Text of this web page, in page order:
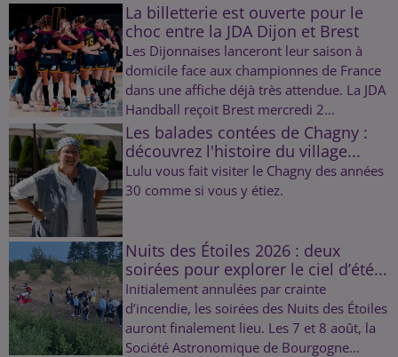
La billetterie est ouverte pour le
choc entre la JDA Dijon et Brest
Les Dijonnaises lanceront leur saison à
domicile face aux championnes de France
dans une affiche déjà très attendue. La JDA
Handball reçoit Brest mercredi 2...
Les balades contées de Chagny :
découvrez l'histoire du village...
Lulu vous fait visiter le Chagny des années
30 comme si vous y étiez.
Nuits des Étoiles 2026 : deux
soirées pour explorer le ciel d’été...
Initialement annulées par crainte
d’incendie, les soirées des Nuits des Étoiles
auront finalement lieu. Les 7 et 8 août, la
Société Astronomique de Bourgogne...